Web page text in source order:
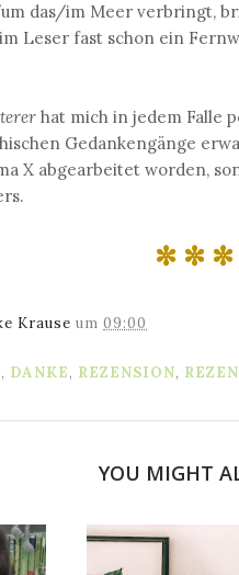
das/im Meer verbringt,
Leser fast schon ein
hat mich in jedem Falle
Gedankengänge
X abgearbeitet worden,
✼ ✼
Krause um 09:00
, DANKE, REZENSION,
YOU MIGHT